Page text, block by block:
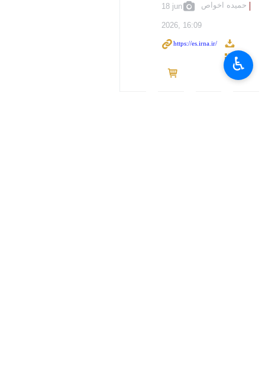
حمیده اخواص 18 jun
2026, 16:09
♿︎